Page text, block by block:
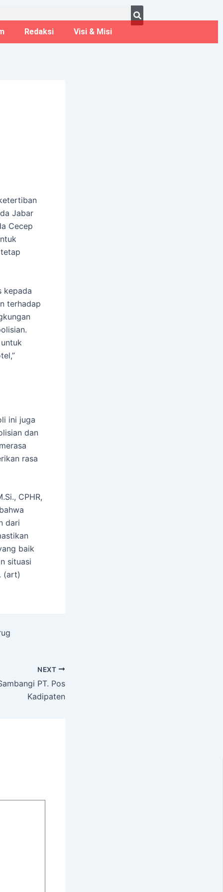
Redaksi Visi & Misi
Jabar
Cecep
kepada
terhadap
ini juga
dan
rasa
CPHR,
dari
baik
situasi
(art)
NEXT
PT. Pos
Kadipaten